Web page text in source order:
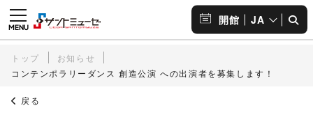
開館 JA
トップ
お知らせ
コンテンポラリーダンス 創造公演 への出演者を募集します！
戻る